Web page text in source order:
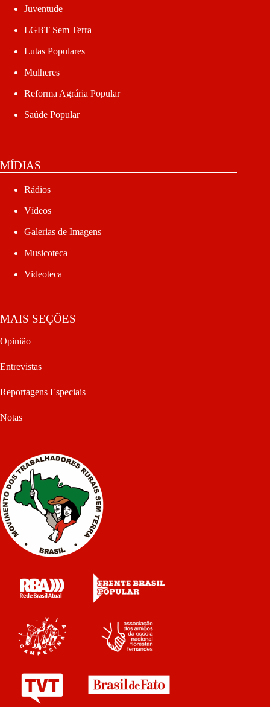
Juventude
LGBT Sem Terra
Lutas Populares
Mulheres
Reforma Agrária Popular
Saúde Popular
MÍDIAS
Rádios
Vídeos
Galerias de Imagens
Musicoteca
Videoteca
MAIS SEÇÕES
Opinião
Entrevistas
Reportagens Especiais
Notas